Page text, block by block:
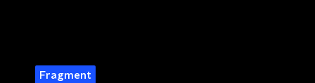
Fragment